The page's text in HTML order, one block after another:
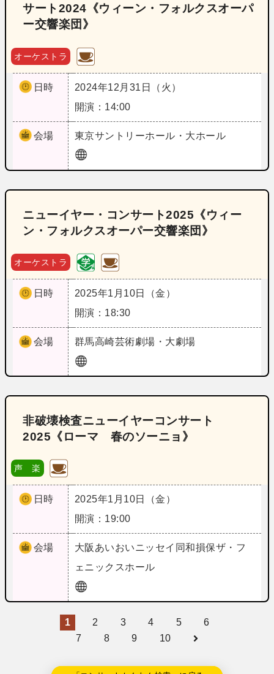
サート2024《ウィーン・フォルクスオーパ
ー交響楽団》
オーケストラ
日時
2024年12月31日（火）
開演：14:00
会場 東京サントリーホール・大ホール
ニューイヤー・コンサート2025《ウィー
ン・フォルクスオーパー交響楽団》
オーケストラ
日時
2025年1月10日（金）
開演：18:30
会場 群馬高崎芸術劇場・大劇場
非破壊検査ニューイヤーコンサート
2025《ローマ 春のソーニョ》
声 楽
日時
2025年1月10日（金）
開演：19:00
会場 大阪 あいおいニッセイ同和損保ザ・フ
ェニックスホール
1 2 3 4 5
6
7
8 9 10